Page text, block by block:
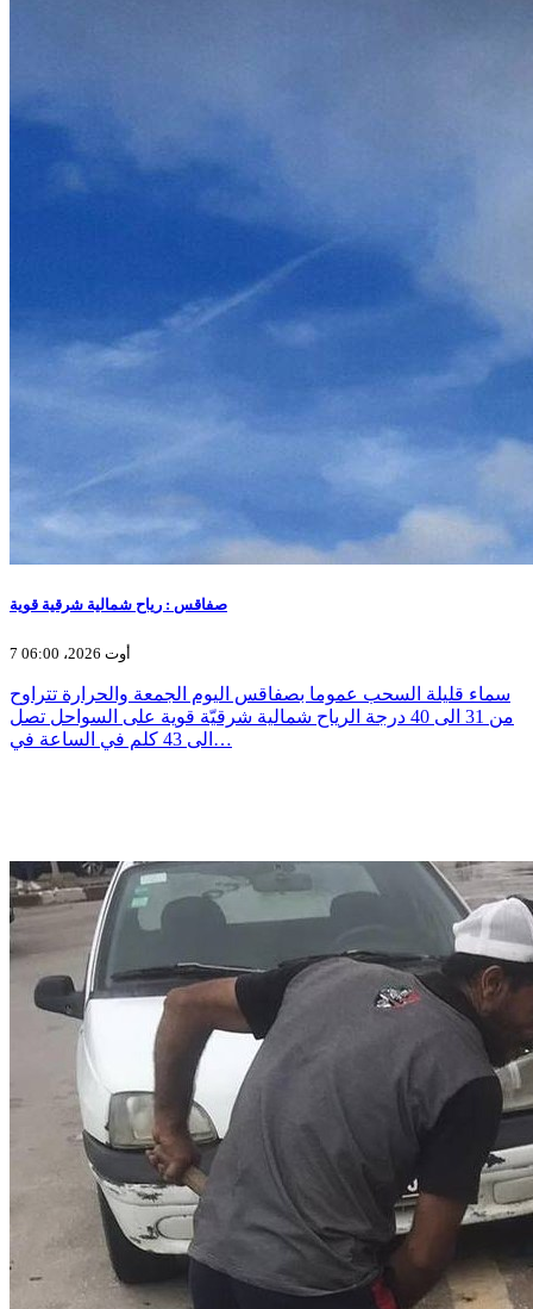
صفاقس : رياح شمالية شرقية قوية
7 أوت 2026، 06:00
سماء قليلة السحب عموما بصفاقس اليوم الجمعة والحرارة تتراوح
من 31 الى 40 درجة الرياح شمالية شرقيّة قوية على السواحل تصل
الى 43 كلم في الساعة في…